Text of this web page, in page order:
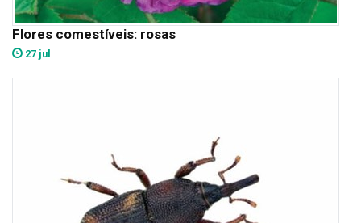
Flores comestíveis: rosas
27 jul